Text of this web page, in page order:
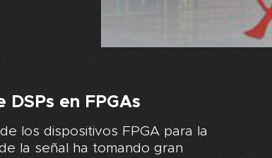
en FPGAs
los dispositivos FPGA para la
la señal ha tomando gran